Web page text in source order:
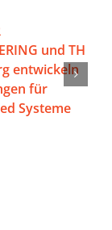
und TH
entwickeln
für
Systeme